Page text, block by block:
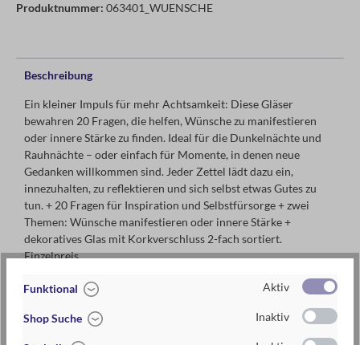
Produktnummer: 063401_WUENSCHE
Beschreibung
Ein kleiner Impuls für mehr Achtsamkeit: Diese Gläser
bewahren 20 Fragen, die helfen, Wünsche zu manifestieren
oder innere Stärke zu finden. Ideal für die Dunkelnächte und
Rauhnächte – oder einfach für Momente, in denen neue
Gedanken willkommen sind. Jeder Zettel lädt dazu ein,
innezuhalten, zu reflektieren und sich selbst etwas Gutes zu
tun. + 20 Fragen für Inspiration und Selbstfürsorge + zwei
Themen: Wünsche manifestieren oder innere Stärke +
dekoratives Glas mit Korkverschluss 2-fach sortiert.
Einzelpreis.
Artikel-Nr.: 063401_WUENSCHE
Funktional Aktiv
Shop Suche Inaktiv